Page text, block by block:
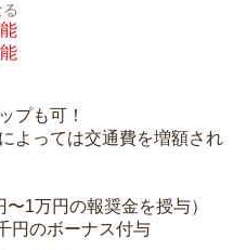
プも可！
よっては交通費を増額され
1万円の報奨金を授与）
円のボーナス付与